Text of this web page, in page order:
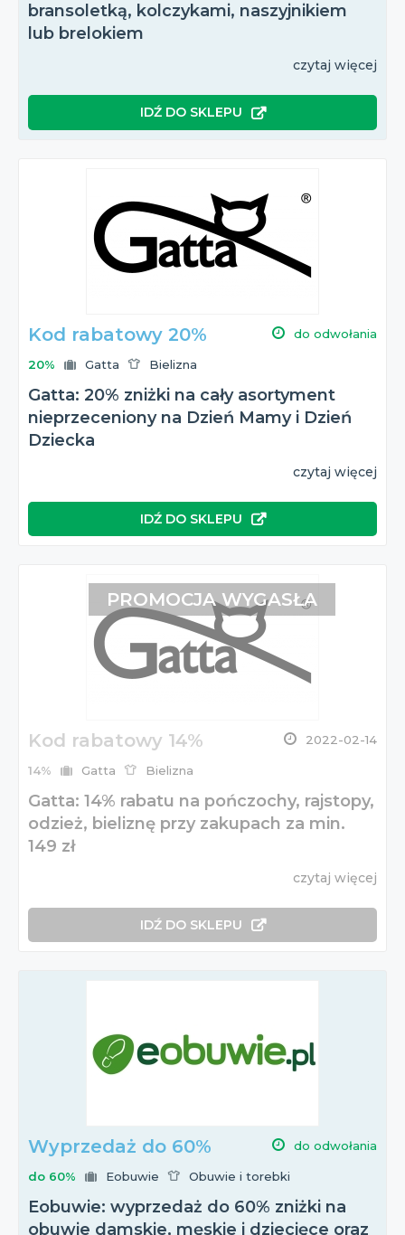
bransoletką, kolczykami, naszyjnikiem
lub brelokiem
czytaj więcej
IDŹ DO SKLEPU
Kod rabatowy 20% do odwołania
20% Gatta Bielizna
Gatta: 20% zniżki na cały asortyment
nieprzeceniony na Dzień Mamy i Dzień
Dziecka
czytaj więcej
IDŹ DO SKLEPU
Kod rabatowy 14% 2022-02-14
14% Gatta Bielizna
Gatta: 14% rabatu na pończochy, rajstopy,
odzież, bieliznę przy zakupach za min.
149 zł
czytaj więcej
IDŹ DO SKLEPU
PROMOCJA WYGASŁA
Wyprzedaż do 60% do odwołania
do 60% Eobuwie Obuwie i torebki
Eobuwie: wyprzedaż do 60% zniżki na
obuwie damskie, męskie i dziecięce oraz